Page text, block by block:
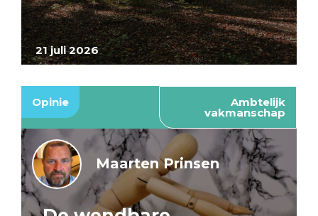
21 juli 2026
Opinie Ambtelijk
vakmanschap
Maarten Prinsen